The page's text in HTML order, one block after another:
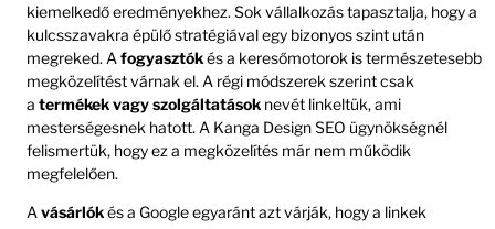
kiemelkedő eredményekhez. Sok vállalkozás tapasztalja, hogy a
kulcsszavakra épülő stratégiával egy bizonyos szint után
megreked. Afogyasztókés a keresőmotorok is természetesebb
megközelítést várnak el. A régi módszerek szerint csak
a termékek vagy szolgáltatások nevét linkeltük, ami
mesterségesnek hatott. A Kanga Design SEO ügynökségnél
felismertük, hogy ez a megközelítés már nem működik
megfelelően.
Avásárlókés a Google egyaránt azt várják, hogy a linkek